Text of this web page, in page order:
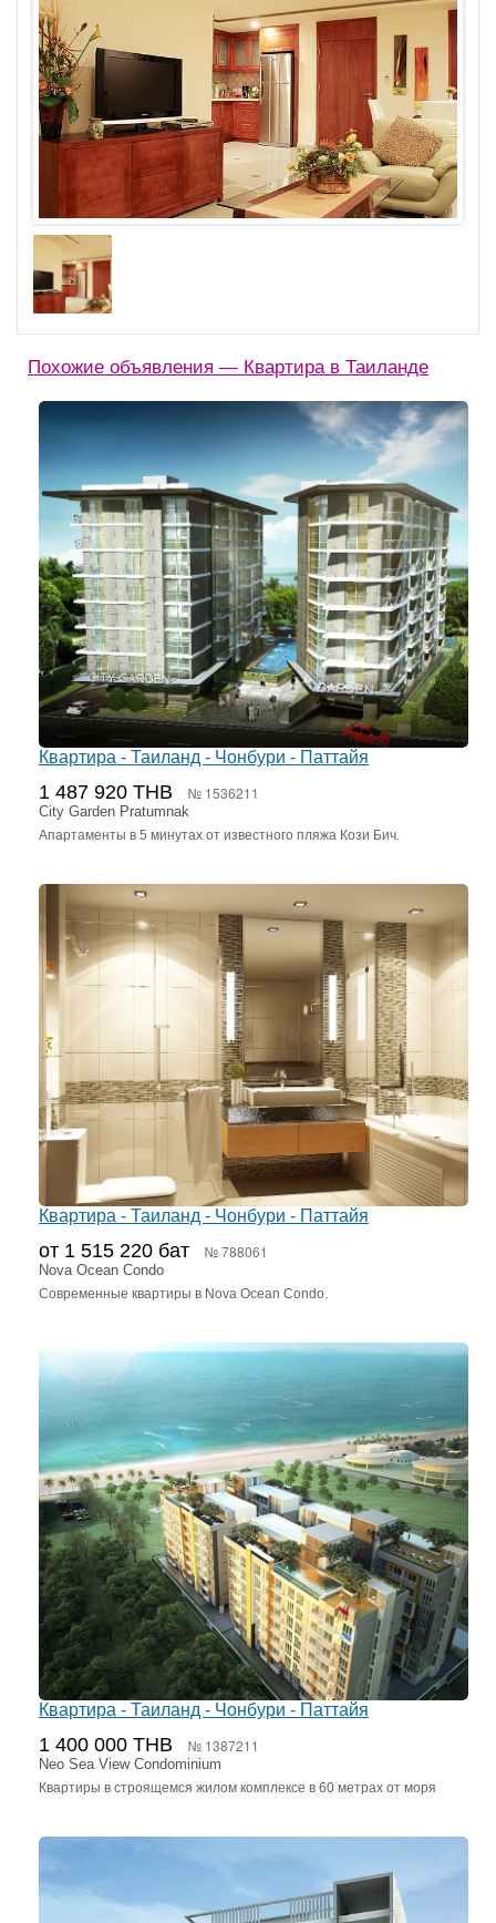
Похожие объявления — Квартира в Таиланде
Квартира - Таиланд - Чонбури - Паттайя
1 487 920 THB № 1536211
City Garden Pratumnak
Апартаменты в 5 минутах от известного пляжа Кози Бич.
Квартира - Таиланд - Чонбури - Паттайя
от 1 515 220 бат № 788061
Nova Ocean Condo
Современные квартиры в Nova Ocean Condo.
Квартира - Таиланд - Чонбури - Паттайя
1 400 000 THB № 1387211
Neo Sea View Condominium
Квартиры в строящемся жилом комплексе в 60 метрах от моря